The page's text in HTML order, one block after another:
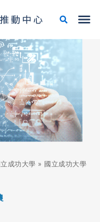
成功大學 » 國立成功大學